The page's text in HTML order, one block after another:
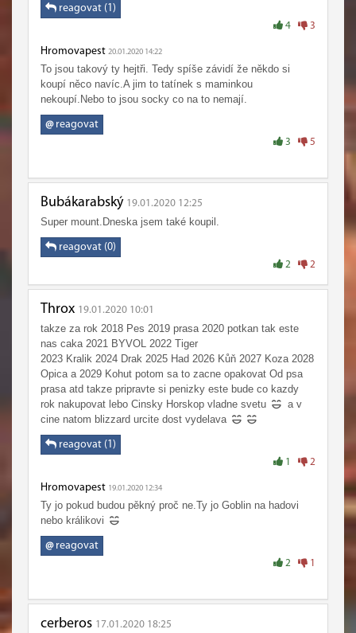
reagovat (1)
4 3
Hromovapest 20.01.2020 14:22
To jsou takový ty hejtři. Tedy spíše závidí že někdo si
koupí něco navíc.A jim to tatínek s maminkou
nekoupí.Nebo to jsou socky co na to nemají.
@reagovat
3 5
Bubákarabský 19.01.2020 12:25
Super mount.Dneska jsem také koupil.
reagovat (0)
2 2
Throx 19.01.2020 10:01
takze za rok 2018 Pes 2019 prasa 2020 potkan tak este
nas caka 2021 BYVOL 2022 Tiger
2023 Kralik 2024 Drak 2025 Had 2026 Kůň 2027 Koza 2028
Opica a 2029 Kohut potom sa to zacne opakovat Od psa
prasa atd takze pripravte si penizky este bude co kazdy
rok nakupovat lebo Cinsky Horskop vladne svetu
a v
cine natom blizzard urcite dost vydelava
reagovat (1)
1 2
Hromovapest 19.01.2020 12:34
Ty jo pokud budou pěkný proč ne.Ty jo Goblin na hadovi
nebo králikovi
@reagovat
2 1
cerberos 17.01.2020 18:25